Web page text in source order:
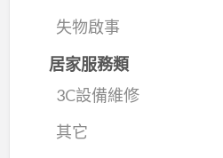
失物啟事
居家服務類
3C設備維修
其它